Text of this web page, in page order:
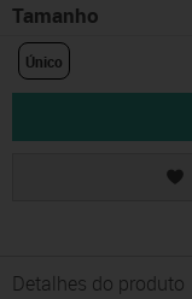
Tamanho
Único
Detalhes do produto